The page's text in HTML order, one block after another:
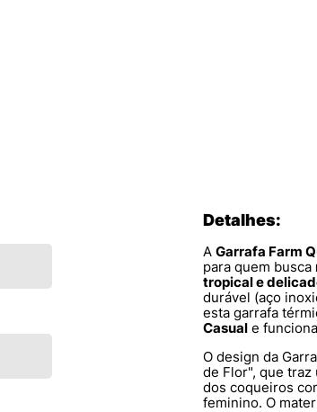
Detalhes:
A Garrafa Farm
para quem busca
tropical e
durável (aço
esta garrafa
Casual e
O design da
de Flor", que traz
dos coqueiros
feminino. O